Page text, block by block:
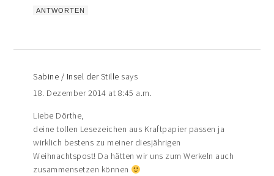
ANTWORTEN
Sabine / Insel der Stille says
18. Dezember 2014 at 8:45 a.m.
Liebe Dörthe,
deine tollen Lesezeichen aus Kraftpapier passen ja
wirklich bestens zu meiner diesjährigen
Weihnachtspost! Da hätten wir uns zum Werkeln auch
zusammensetzen können